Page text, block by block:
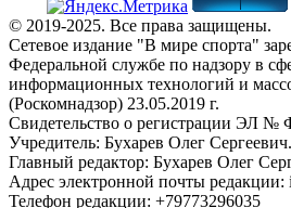
© 2019-2025. Все права защищены.
Сетевое издание "В мире спорта"
Федеральной службе по надзору в
информационных технологий и
(Роскомнадзор) 23.05.2019 г.
Свидетельство о регистрации ЭЛ №
Учредитель: Бухарев Олег Сергеевич.
Главный редактор: Бухарев Олег
Адрес электронной почты редакции:
Телефон редакции: +79773296035